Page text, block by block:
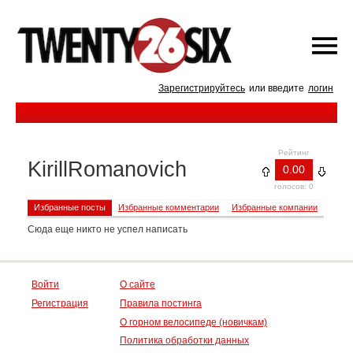
Зарегистрируйтесь или введите логин
Рейтинг
0.00
голосов: 0
KirillRomanovich
Избранные посты Избранные комментарии Избранные компании
Сюда еще никто не успел написать
Войти
Регистрация
О сайте
Правила постинга
О горном велосипеде (новичкам)
Политика обработки данных